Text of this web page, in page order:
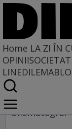
Home LA ZI ÎN
OPINII
LINE
Home
La zi în cultură
Dilematograf